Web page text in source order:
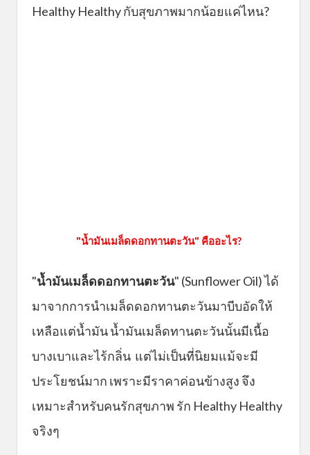
Healthy Healthy กับสุขภาพมากน้อยแค่ไหน?
"น้ำมันเมล็ดดอกทานตะวัน" คืออะไร?
"น้ำมันเมล็ดดอกทานตะวัน" (Sunflower Oil) ได้
มาจากการนำเมล็ดดอกทานตะวันมาบีบอัดให้
เหลือแต่น้ำมัน น้ำมันเมล็ดทานตะวันนั้นมีเนื้อ
บางเบาและไร้กลิ่น แต่ไม่เป็นที่นิยมแม้จะมี
ประโยชน์มาก เพราะมีราคาค่อนข้างสูง จึง
เหมาะสำหรับคนรักสุขภาพ รัก Healthy Healthy
จริงๆ